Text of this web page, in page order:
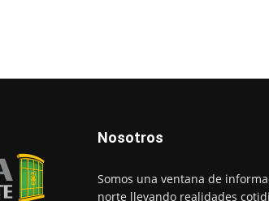
Nosotros
Somos una ventana de
norte llevando realidades